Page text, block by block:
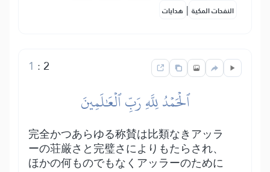
النفحات المكية | هدايات
2
:
1
ٱلۡحَمۡدُ لِلَّهِ رَبِّ ٱلۡعَٰلَمِينَ
完全かつあらゆる称賛は比類なきアッラ
ーの荘厳さと完璧さによりもたらされ、
ほかの何ものでもなくアッラーのために